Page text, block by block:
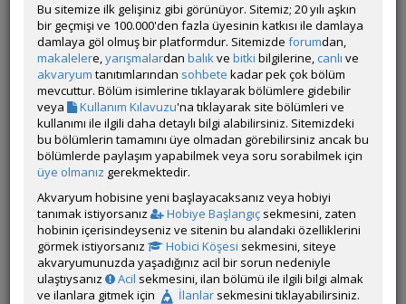
Grubun Diğer Türleri
Liste
Cyprichromis
leptosoma (Leptosoma)
Cyprichromis
microlepidotus
Latince
Adı:
Bu sitemize ilk gelişiniz gibi görünüyor. Sitemiz; 20 yılı aşkın
bir geçmişi ve 100.000'den fazla üyesinin katkısı ile damlaya
damlaya göl olmuş bir platformdur. Sitemizde forumdan,
makalelere,yarışmalardan balıkve bitki bilgilerine, canlı ve
akvaryum tanıtımlarından sohbete kadar pek çok bölüm
mevcuttur. Bölüm isimlerine tıklayarak bölümlere gidebilir
veya
Kullanım Kılavuzu'na tıklayarak site bölümleri ve
kullanımı ile ilgili daha detaylı bilgi alabilirsiniz. Sitemizdeki
bu bölümlerin tamamını üye olmadan görebilirsiniz ancak bu
bölümlerde paylaşım yapabilmek veya soru sorabilmek için
üye olmanız gerekmektedir.
Akvaryum hobisine yeni başlayacaksanız veya hobiyi
tanımak istiyorsanız
Hobiye Başlangıç sekmesini, zaten
hobinin içerisindeyseniz ve sitenin bu alandaki özelliklerini
görmek istiyorsanız
Hobici Köşesi sekmesini, siteye
akvaryumunuzda yaşadığınız acil bir sorun nedeniyle
ulaştıysanız
Acil sekmesini, ilan bölümü ile ilgili bilgi almak
ve ilanlara gitmek için
İlanlar sekmesini tıklayabilirsiniz.